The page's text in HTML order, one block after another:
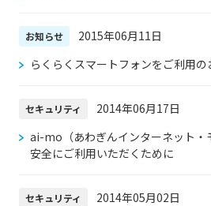
お知らせ
2015年06月11日
らくらくスマートフォンをご利用の
セキュリティ
2014年06月17日
ai-mo（あわぎんインターネット・
安全にご利用いただくために
セキュリティ
2014年05月02日